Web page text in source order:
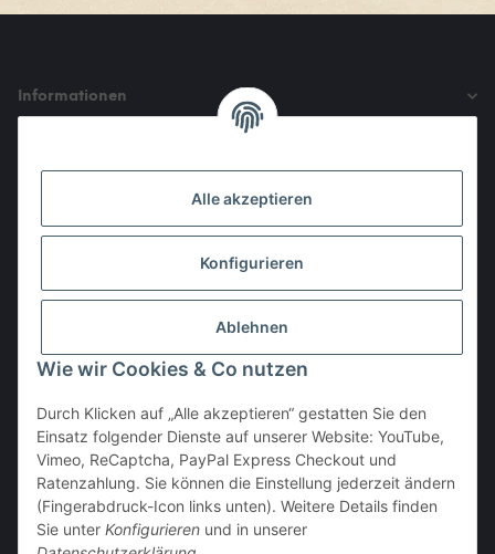
Informationen
Vertrag widerrufen
Alle akzeptieren
Konfigurieren
Ablehnen
Wie wir Cookies & Co nutzen
Durch Klicken auf „Alle akzeptieren“ gestatten Sie den
Einsatz folgender Dienste auf unserer Website: YouTube,
Vimeo, ReCaptcha, PayPal Express Checkout und
Ratenzahlung. Sie können die Einstellung jederzeit ändern
(Fingerabdruck-Icon links unten). Weitere Details finden
Sie unter Konfigurieren und in unserer